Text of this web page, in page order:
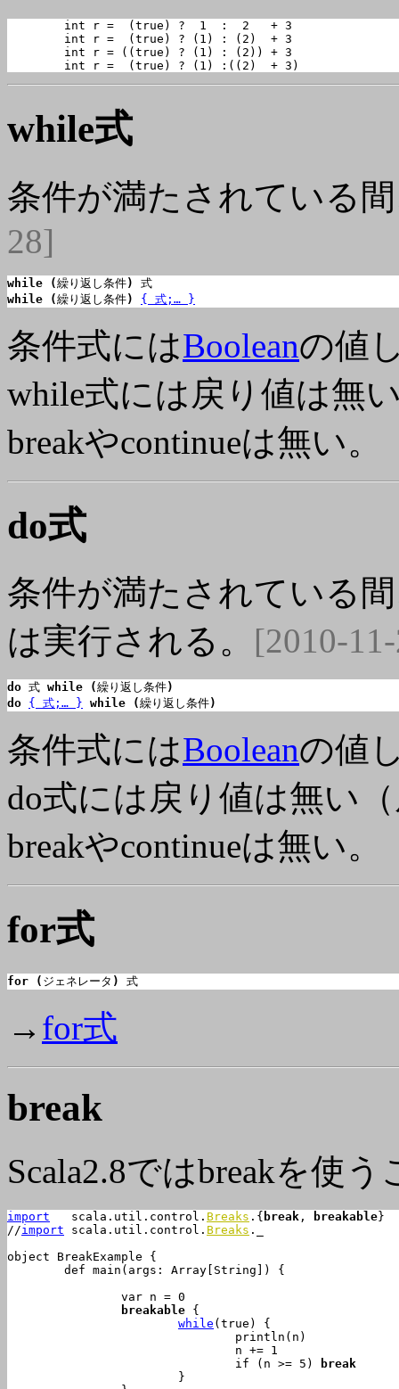
	int r =  (true) ? (1) :((2)  + 3)
while式
条件が満たされている
28]
while (繰り返し条件)
while (繰り返し条件) { 式;… }
条件式にはBooleanの値
while式には戻り値は無
breakやcontinueは無い
do式
条件が満たされている
は実行される。 [2010-
do 式 while (繰り返し条件)
do { 式;… } while (繰り返し条件)
条件式にはBooleanの値
do式には戻り値は無い
breakやcontinueは無い
for式
for ( ジェネレータ ) 式
→ for式
break
Scala2.8ではbreakを使
import
   scala.util.control.
Breaks .{ break , breakable}
//import scala.util.control. Breaks ._
object BreakExample {
breakable {
while (true) {
				if (n >= 5)
break